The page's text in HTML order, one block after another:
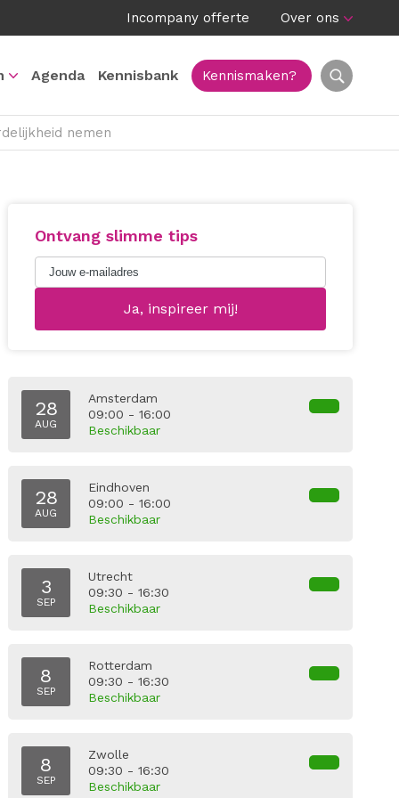
Incompany offerte Over ons
Agenda Kennisbank Kennismaken?
nemen
Ontvang slimme tips
28
AUG
Amsterdam
09:00 - 16:00
Beschikbaar
28
AUG
Eindhoven
09:00 - 16:00
Beschikbaar
3
SEP
Utrecht
09:30 - 16:30
Beschikbaar
8
SEP
Rotterdam
09:30 - 16:30
Beschikbaar
8
SEP
Zwolle
09:30 - 16:30
Beschikbaar